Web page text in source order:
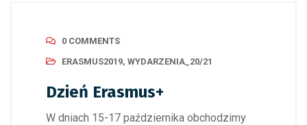
0 COMMENTS
ERASMUS2019, WYDARZENIA_20/21
Dzień Erasmus+
W dniach 15-17 października obchodzimy